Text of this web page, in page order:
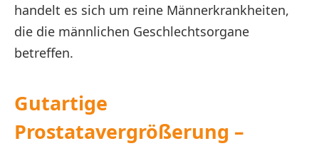
handelt es sich um reine Männerkrankheiten,
die die männlichen Geschlechtsorgane
betreffen.
Gutartige
Prostatavergrößerung –